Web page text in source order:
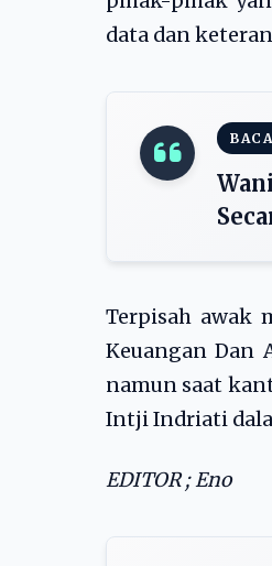
data dan
Terpisah awak
Keuangan Dan
namun saat
Intji Indriati
EDITOR ; Eno